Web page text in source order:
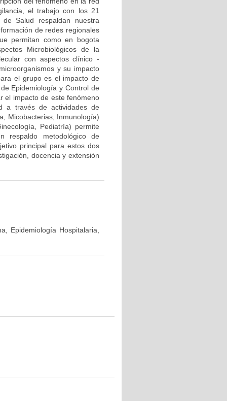
el trabajo con los 21
Salud respaldan nuestra
de redes regionales
permitan como en bogota
Microbiológicos de la
con aspectos clínico -
y su impacto
el grupo es el impacto de
Epidemiología y Control de
el impacto de este fenómeno
a través de actividades de
Micobacterias, Inmunología)
Pediatría) permite
respaldo metodológico de
principal para estos dos
docencia y extensión
Epidemiología Hospitalaria,